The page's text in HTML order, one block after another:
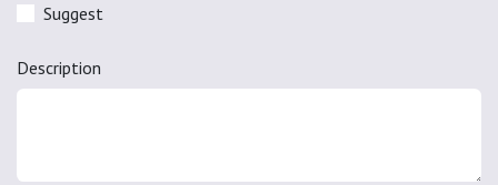
Suggest
Description